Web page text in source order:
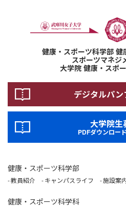
健康・スポーツ科学部
スポーツマネジ
大学院 健康・スポ
デジタルパン
大学院生
PDFダウンロー
健康・スポーツ科学部
教員紹介 キャンパスライフ 施設案
健康・スポーツ科学科